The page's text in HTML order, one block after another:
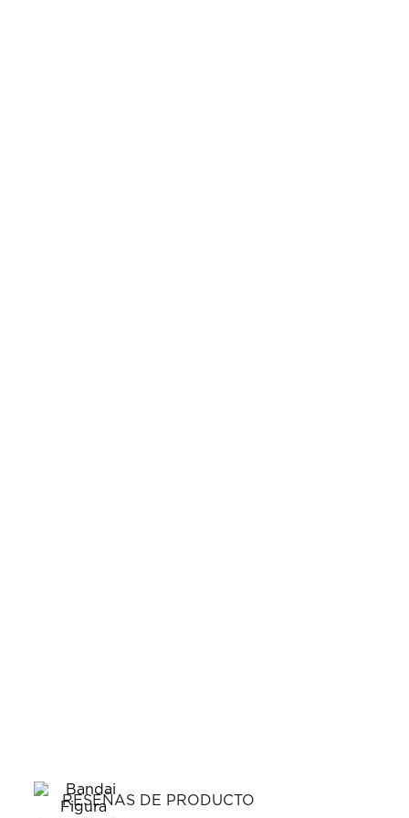
RESEÑAS DE PRODUCTO